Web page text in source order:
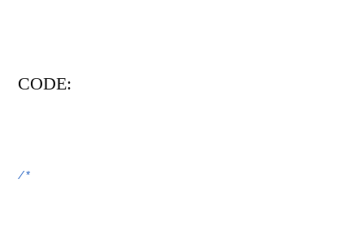
CODE:
/*